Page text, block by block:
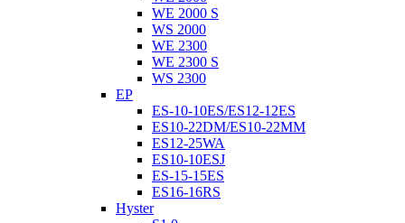
WE 2000 S
WS 2000
WE 2300
WE 2300 S
WS 2300
EP
ES-10-10ES/ES12-12ES
ES10-22DM/ES10-22MM
ES12-25WA
ES10-10ESJ
ES-15-15ES
ES16-16RS
Hyster